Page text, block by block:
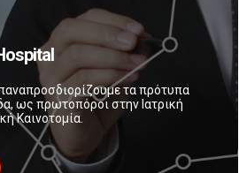
τα πρότυπα
ως πρωτοπόροι στην Ιατρική
Καινοτομία.